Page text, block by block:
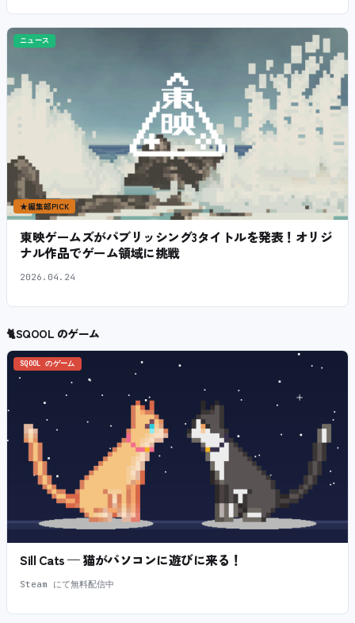
ニュース
★編集部PICK
東映ゲームズがパブリッシング3タイトルを発表！オリジ
ナル作品でゲーム領域に挑戦
2026.04.24
🐈SQOOL のゲーム
SQOOL のゲーム
Sill Cats — 猫がパソコンに遊びに来る！
Steam にて無料配信中